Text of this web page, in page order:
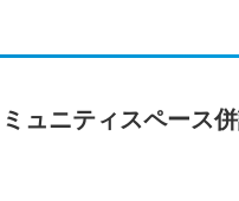
ュニティスペース